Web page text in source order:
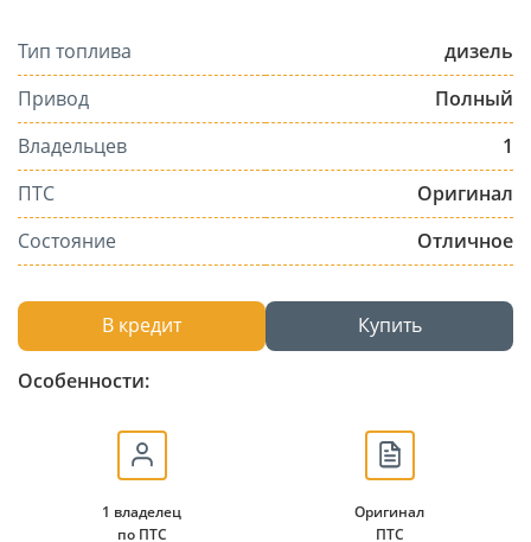
Тип топлива
дизель
Привод
Полный
Владельцев
1
ПТС
Оригинал
Состояние
Отличное
В кредит Купить
Особенности:
1 владелец
по ПТС
Оригинал
ПТС